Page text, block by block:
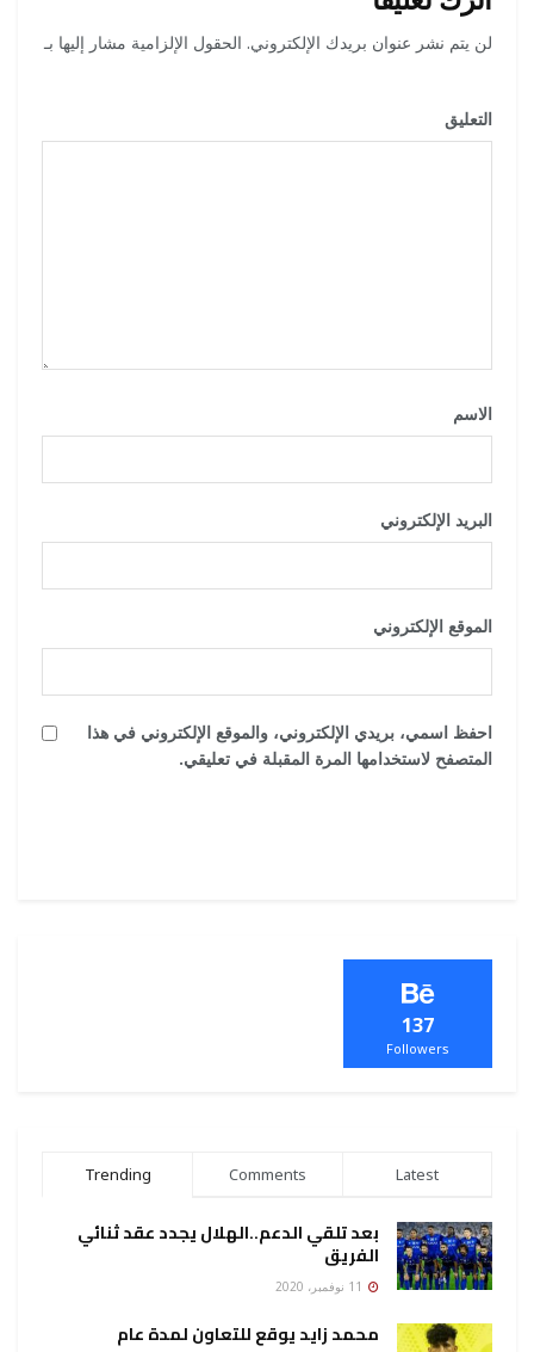
لن يتم نشر عنوان بريدك الإلكتروني. الحقول الإلزامية مشار إليها بـ
التعليق
الاسم
البريد الإلكتروني
الموقع الإلكتروني
احفظ اسمي، بريدي الإلكتروني، والموقع الإلكتروني في هذا
المتصفح لاستخدامها المرة المقبلة في تعليقي.
137
Followers
Trending Comments Latest
بعد تلقي الدعم..الهلال يجدد عقد ثنائي
الفريق
محمد زايد يوقع للتعاون لمدة عام